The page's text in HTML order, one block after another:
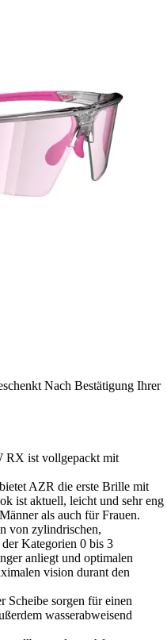
Nach Bestätigung Ihrer
RX ist vollgepackt mit
AZR die erste Brille mit
ist aktuell, leicht und sehr eng
als auch für Frauen.
von zylindrischen,
Kategorien 0 bis 3
anliegt und optimalen
vision durant den
Scheibe sorgen für einen
wasserabweisend